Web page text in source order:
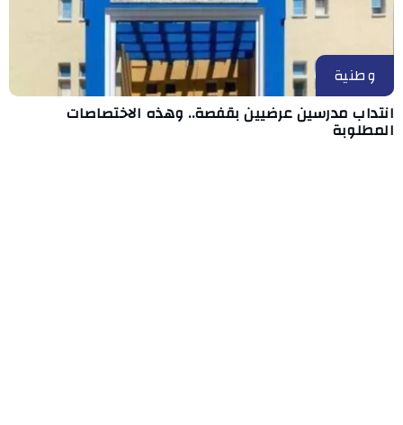
وطنية
انتداب مدرسين عرضيين بقفصة.. وهذه الاختصاصات
المطلوبة